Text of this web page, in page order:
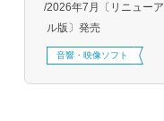
2026年7月〔リニューア
ル版〕発売
音響・映像ソフト